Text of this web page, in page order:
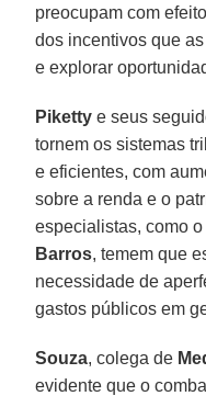
preocupam com
dos incentivos que
e explorar
Piketty e seus
tornem os sistemas
e eficientes, com
sobre a renda e o
especialistas, como
Barros, temem que
necessidade de
gastos públicos em
Souza, colega de
evidente que o